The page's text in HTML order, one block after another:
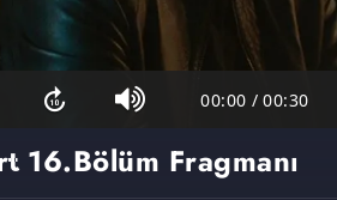
00:00 / 00:30
16.Bölüm Fragmanı